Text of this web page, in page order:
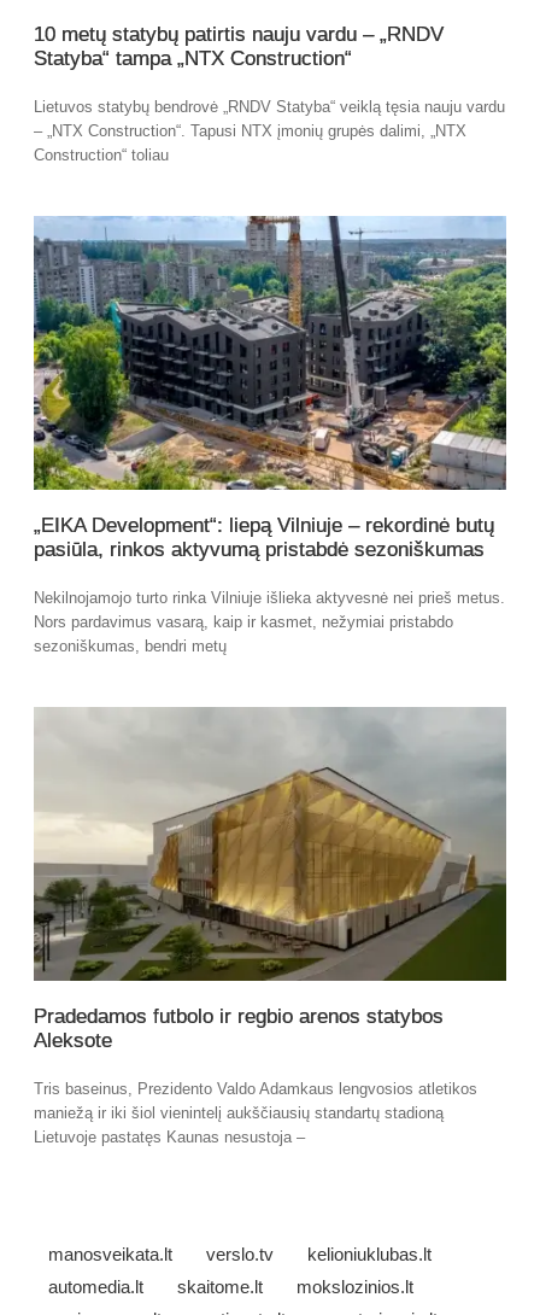
10 metų statybų patirtis nauju vardu – „RNDV
Statyba“ tampa „NTX Construction“
Lietuvos statybų bendrovė „RNDV Statyba“ veiklą tęsia nauju vardu
– „NTX Construction“. Tapusi NTX įmonių grupės dalimi, „NTX
Construction“ toliau
„EIKA Development“: liepą Vilniuje – rekordinė butų
pasiūla, rinkos aktyvumą pristabdė sezoniškumas
Nekilnojamojo turto rinka Vilniuje išlieka aktyvesnė nei prieš metus.
Nors pardavimus vasarą, kaip ir kasmet, nežymiai pristabdo
sezoniškumas, bendri metų
Pradedamos futbolo ir regbio arenos statybos
Aleksote
Tris baseinus, Prezidento Valdo Adamkaus lengvosios atletikos
maniežą ir iki šiol vienintelį aukščiausių standartų stadioną
Lietuvoje pastatęs Kaunas nesustoja –
manosveikata.lt verslo.tv
kelioniuklubas.lt
automedia.lt
skaitome.lt
mokslozinios.lt